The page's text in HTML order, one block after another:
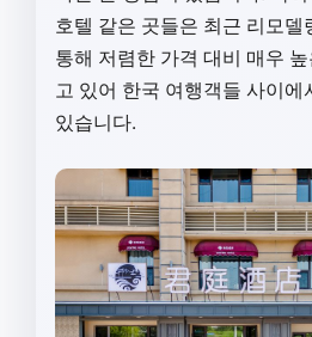
호텔 같은 곳들은 최근 리모델
통해 저렴한 가격 대비 매우
고 있어 한국 여행객들 사이에
있습니다.